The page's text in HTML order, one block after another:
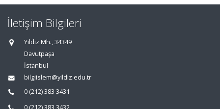
İletişim Bilgileri
Yıldız Mh., 34349
Davutpaşa
İstanbul
bilgiislem@yildiz.edu.tr
0 (212) 383 3431
0 (212) 383 3432